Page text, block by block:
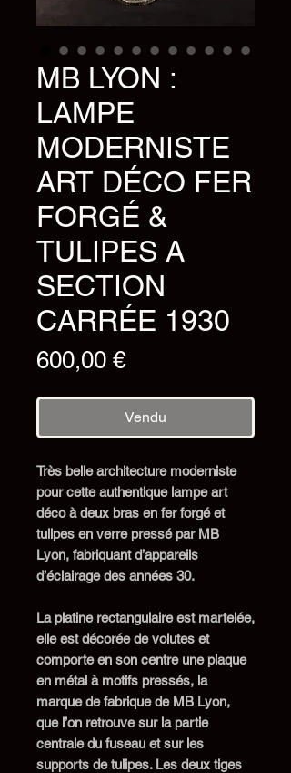
MB LYON :
LAMPE
MODERNISTE
ART DÉCO FER
FORGÉ &
TULIPES A
SECTION
CARRÉE 1930
600,00 €Prix
Vendu
Très belle architecture moderniste
pour cette authentique lampe art
déco à deux bras en fer forgé et
tulipes en verre pressé par MB
Lyon, fabriquant d’appareils
d’éclairage des années 30.
La platine rectangulaire est martelée,
elle est décorée de volutes et
comporte en son centre une plaque
en métal à motifs pressés, la
marque de fabrique de MB Lyon,
que l’on retrouve sur la partie
centrale du fuseau et sur les
supports de tulipes. Les deux tiges